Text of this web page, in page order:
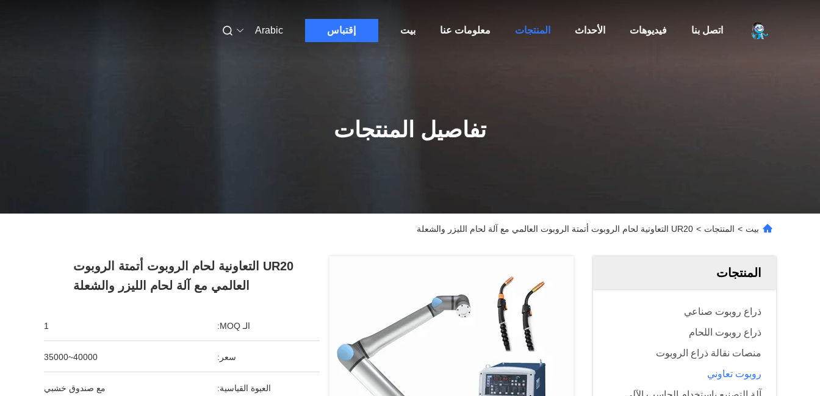
بيت معلومات عنا المنتجات الأحداث فيديوهات اتصل بنا إقتباس Arabic
تفاصيل المنتجات
بيت > المنتجات > UR20 التعاونية لحام الروبوت أتمتة الروبوت العالمي مع آلة لحام الليزر والشعلة
المنتجات
ذراع روبوت صناعي
ذراع روبوت اللحام
منصات نقالة ذراع الروبوت
روبوت تعاوني
UR20 التعاونية لحام الروبوت أتمتة الروبوت
العالمي مع آلة لحام الليزر والشعلة
الـ MOQ: 1
سعر: 40000~35000
العبوة القياسية: مع صندوق خشبي